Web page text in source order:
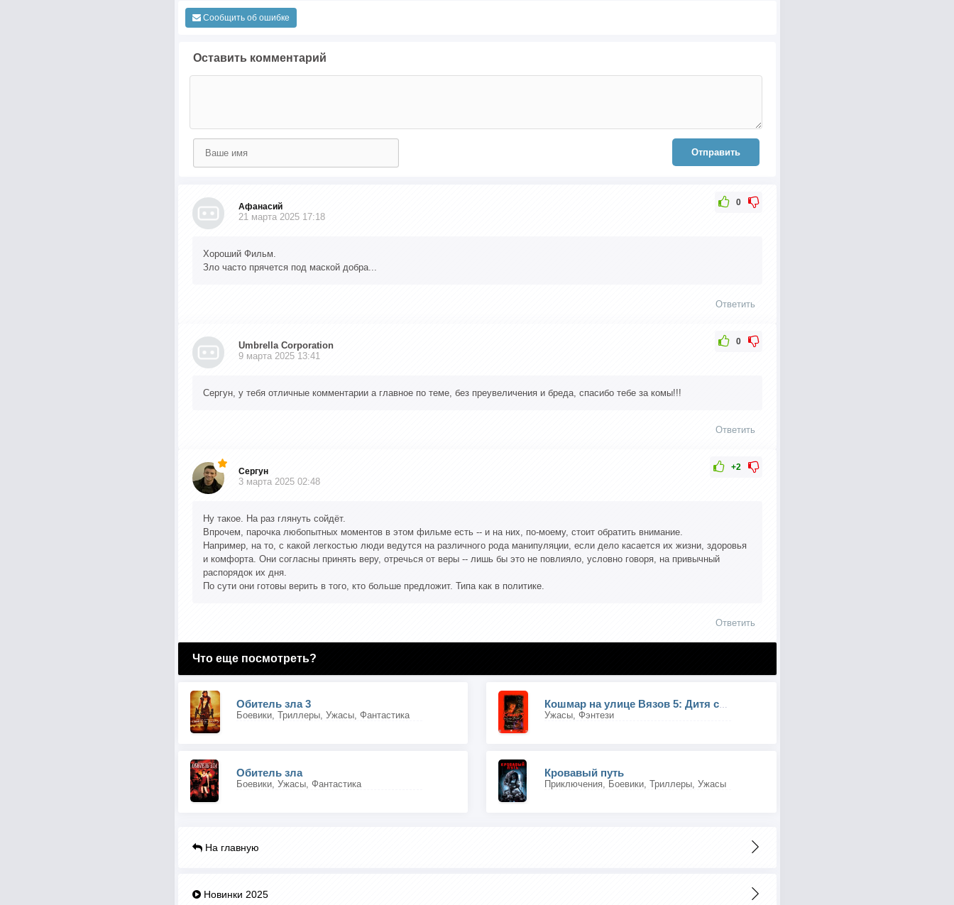
Сообщить об ошибке
Оставить комментарий
Отправить
0
Афанасий
21 марта 2025 17:18
Хороший Фильм.
Зло часто прячется под маской добра...
Ответить
0
Umbrella Corporation
9 марта 2025 13:41
Сергун, у тебя отличные комментарии а главное по теме, без преувеличения и бреда, спасибо тебе за комы!!!
Ответить
+2
Сергун
3 марта 2025 02:48
Ну такое. На раз глянуть сойдёт.
Впрочем, парочка любопытных моментов в этом фильме есть -- и на них, по-моему, стоит обратить внимание.
Например, на то, с какой легкостью люди ведутся на различного рода манипуляции, если дело касается их жизни, здоровья
и комфорта. Они согласны принять веру, отречься от веры -- лишь бы это не повлияло, условно говоря, на привычный
распорядок их дня.
По сути они готовы верить в того, кто больше предложит. Типа как в политике.
Ответить
Что еще посмотреть?
Обитель зла 3
Боевики, Триллеры, Ужасы, Фантастика
Кошмар на улице Вязов 5: Дитя сна
Ужасы, Фэнтези
Обитель зла
Боевики, Ужасы, Фантастика
Кровавый путь
Приключения, Боевики, Триллеры, Ужасы
На главную
Новинки 2025